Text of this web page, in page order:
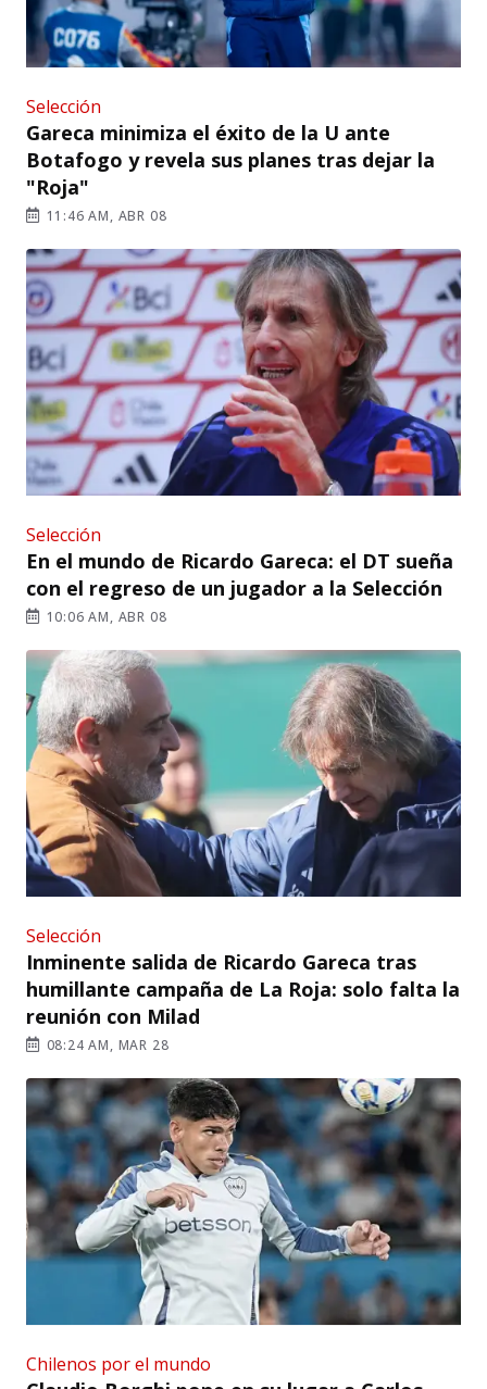
Selección
Gareca minimiza el éxito de la U ante
Botafogo y revela sus planes tras dejar la
"Roja"
11:46 AM, ABR 08
Selección
En el mundo de Ricardo Gareca: el DT sueña
con el regreso de un jugador a la Selección
10:06 AM, ABR 08
Selección
Inminente salida de Ricardo Gareca tras
humillante campaña de La Roja: solo falta la
reunión con Milad
08:24 AM, MAR 28
Chilenos por el mundo